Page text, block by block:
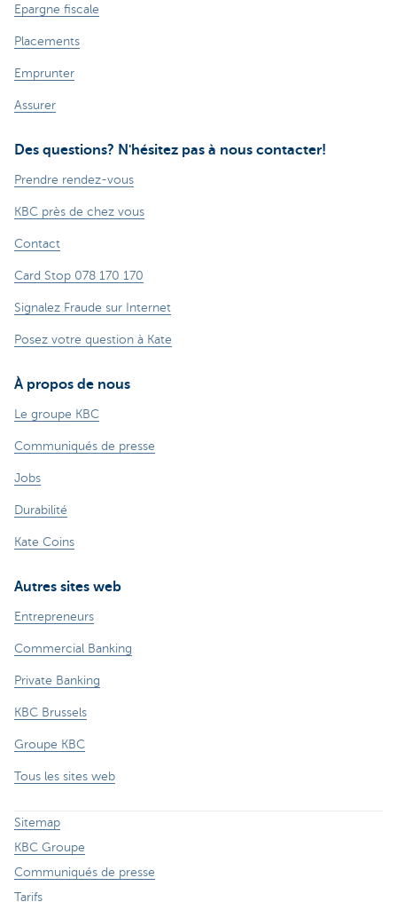
Epargne fiscale
Placements
Emprunter
Assurer
Des questions? N'hésitez pas à nous contacter!
Prendre rendez-vous
KBC près de chez vous
Contact
Card Stop 078 170 170
Signalez Fraude sur Internet
Posez votre question à Kate
À propos de nous
Le groupe KBC
Communiqués de presse
Jobs
Durabilité
Kate Coins
Autres sites web
Entrepreneurs
Commercial Banking
Private Banking
KBC Brussels
Groupe KBC
Tous les sites web
Sitemap
KBC Groupe
Communiqués de presse
Tarifs